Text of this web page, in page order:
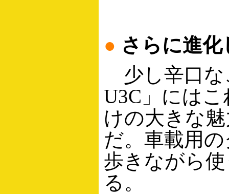
● さらに進
少し辛口な
U3C」には
けの大きな
だ。車載用
歩きながら
る。